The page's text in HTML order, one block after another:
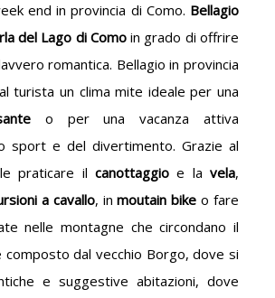
end in provincia di Como. Bellagio
del Lago di Comoin grado di offrire
romantica. Bellagio in provincia
turista un clima mite ideale per una
o per una vacanza attiva
sport e del divertimento. Grazie al
praticare il canottaggioe la vela,
a cavallo, inmoutain bike o fare
nelle montagne che circondano il
composto dal vecchio Borgo, dove si
e suggestive abitazioni, dove